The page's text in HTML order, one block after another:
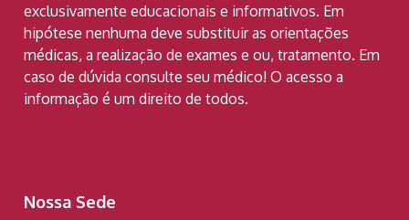
exclusivamente educacionais e informativos. Em
hipótese nenhuma deve substituir as orientações
médicas, a realização de exames e ou, tratamento. Em
caso de dúvida consulte seu médico! O acesso a
informação é um direito de todos.
Nossa Sede